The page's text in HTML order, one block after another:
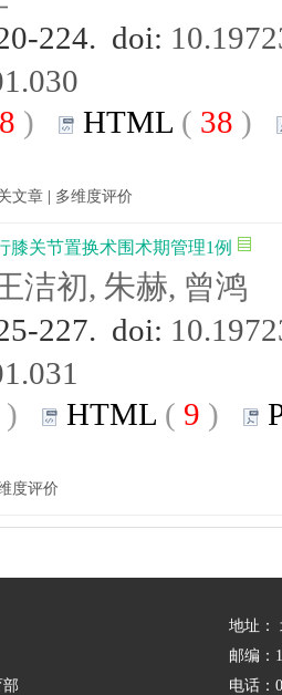
224. doi:
) HTML ( 38 )
文章 多维度评价
膝关节置换术围术期管理1例
洁初, 朱赫, 曾鸿
227. doi:
) HTML ( 9 )
度评价
地址：
邮编：
电话：